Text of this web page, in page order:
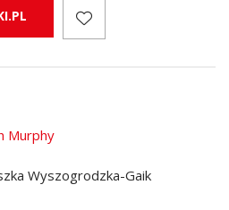
Murphy
Wyszogrodzka-Gaik